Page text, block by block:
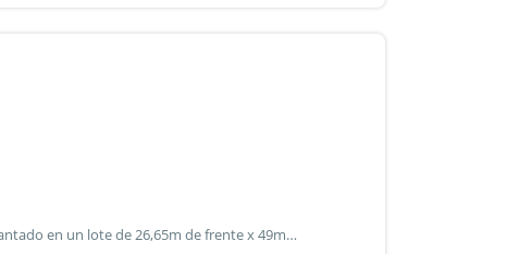
Excelente garage en 2 plantas - muy bien ubicado implantado en un lote de 26,65m de frente x 49m de fondo 136 autos totales + horas cerca de: hospital italiano / av. Rivadavia / estacion subte oportunidad real